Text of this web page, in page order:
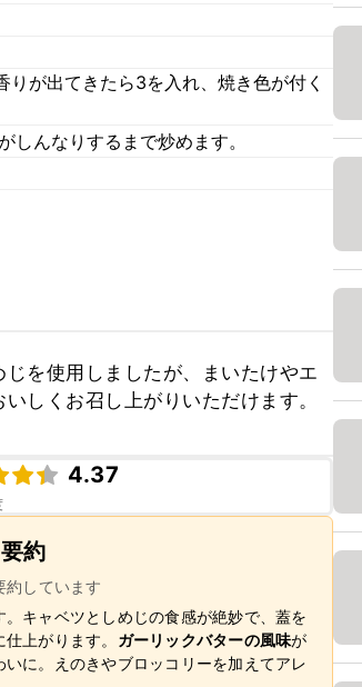
が出てきたら3を入れ、焼き色が付く
んなりするまで炒めます。
を使用しましたが、まいたけやエ
しくお召し上がりいただけます。
4.37
約
約しています
キャベツとしめじの食感が絶妙で、蓋を
上がります。 ガーリックバターの風味が
に。えのきやブロッコリーを加えてアレ